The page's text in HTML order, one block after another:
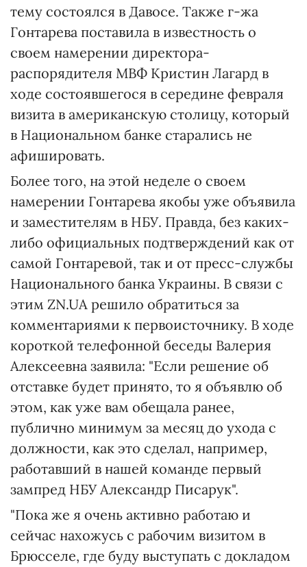
тему состоялся в Давосе. Также г-жа
Гонтарева поставила в известность о
своем намерении директора-
распорядителя МВФ Кристин Лагард в
ходе состоявшегося в середине февраля
визита в американскую столицу, который
в Национальном банке старались не
афишировать.
Более того, на этой неделе о своем
намерении Гонтарева якобы уже объявила
и заместителям в НБУ. Правда, без каких-
либо официальных подтверждений как от
самой Гонтаревой, так и от пресс-службы
Национального банка Украины. В связи с
этим ZN.UA решило обратиться за
комментариями к первоисточнику. В ходе
короткой телефонной беседы Валерия
Алексеевна заявила: "Если решение об
отставке будет принято, то я объявлю об
этом, как уже вам обещала ранее,
публично минимум за месяц до ухода с
должности, как это сделал, например,
работавший в нашей команде первый
зампред НБУ Александр Писарук".
"Пока же я очень активно работаю и
сейчас нахожусь с рабочим визитом в
Брюсселе, где буду выступать с докладом